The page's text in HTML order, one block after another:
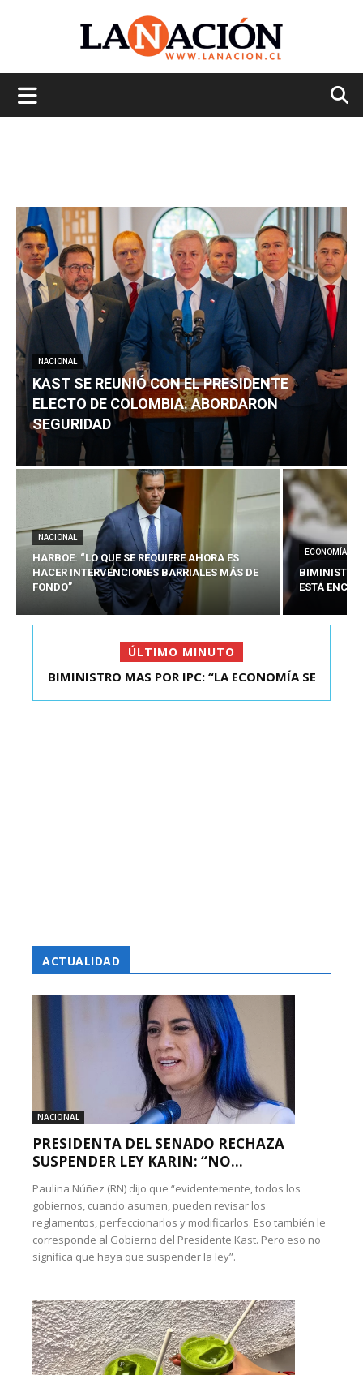
NACIONAL
KAST SE REUNIÓ CON EL PRESIDENTE
ELECTO DE COLOMBIA: ABORDARON
SEGURIDAD
NACIONAL
HARBOE: “LO QUE SE REQUIERE AHORA ES
HACER INTERVENCIONES BARRIALES MÁS DE
FONDO”
ECONOMÍA
BIMINISTRO
ESTÁ
ÚLTIMO MINUTO
KAST SE REUNIÓ CON EL PRESIDENTE ELECTO DE
BIMINISTRO MAS POR IPC: “LA ECONOMÍA SE
ACTUALIDAD
NACIONAL
PRESIDENTA DEL SENADO RECHAZA
SUSPENDER LEY KARIN: “NO...
Paulina Núñez (RN) dijo que “evidentemente, todos los
gobiernos, cuando asumen, pueden revisar los
reglamentos, perfeccionarlos y modificarlos. Eso también le
corresponde al Gobierno del Presidente Kast. Pero eso no
significa que haya que suspender la ley”.